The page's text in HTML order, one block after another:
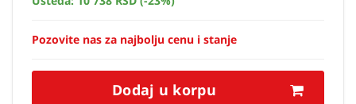
Pozovite nas za najbolju cenu i stanje
Dodaj u korpu